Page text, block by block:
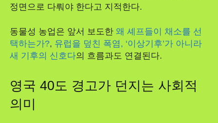
정면으로 다뤄야 한다고 지적한다.
동물성 농업은 앞서 보도한 왜 셰프들이 채소를 선
택하는가?, 유럽을 덮친 폭염, ‘이상기후’가 아니라
새 기후의 신호다의 흐름과도 연결된다.
영국 40도 경고가 던지는 사회적
의미